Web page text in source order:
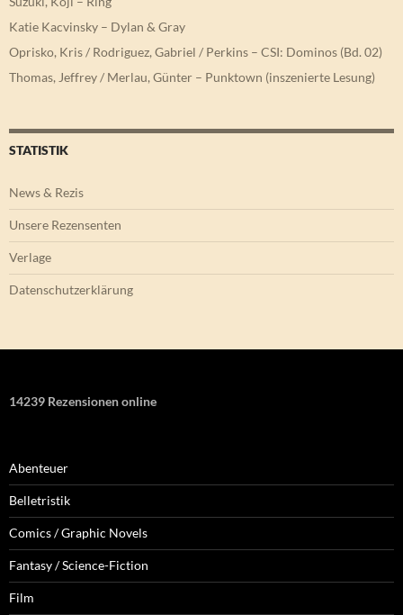
Katie Kacvinsky – Dylan & Gray
Oprisko, Kris / Rodriguez, Gabriel / Perkins – CSI: Dominos (Bd. 02)
Thomas, Jeffrey / Merlau, Günter – Punktown (inszenierte Lesung)
STATISTIK
News & Rezis
Unsere Rezensenten
Verlage
Datenschutzerklärung
14239 Rezensionen online
Abenteuer
Belletristik
Comics / Graphic Novels
Fantasy / Science-Fiction
Film